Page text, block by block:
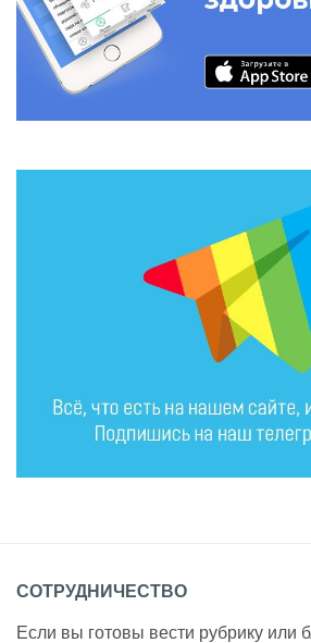
СОТРУДНИЧЕСТВО
Если вы готовы вести рубрику или